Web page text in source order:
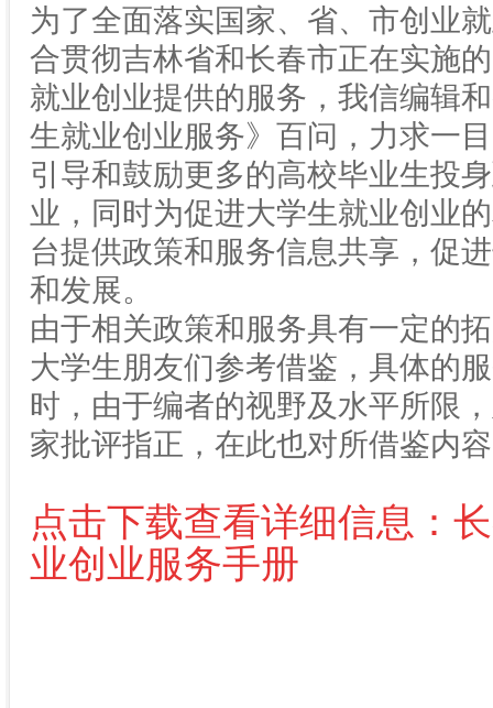
为了全面落实国家、省、市创业
合贯彻吉林省和长春市正在实施
就业创业提供的服务，我信编辑
生就业创业服务》百问，力求一
引导和鼓励更多的高校毕业生投
业，同时为促进大学生就业创业
台提供政策和服务信息共享，促
和发展。
由于相关政策和服务具有一定的
大学生朋友们参考借鉴，具体的
时，由于编者的视野及水平所限
家批评指正，在此也对所借鉴内
点击下载查看详细信息：
业创业服务手册